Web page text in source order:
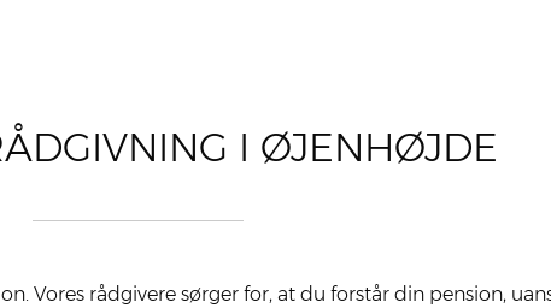
I ØJENHØJDE
Vores råd­gi­ve­re sør­ger for, at du for­står din pen­sion,